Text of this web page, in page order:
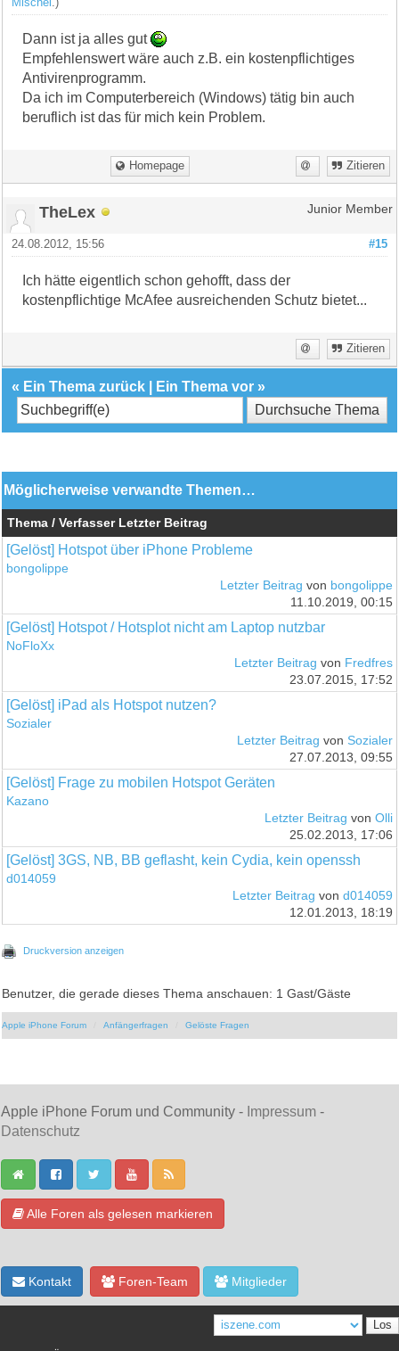
Dann ist ja alles gut
Empfehlenswert wäre auch z.B. ein kostenpflichtiges
Antivirenprogramm.
Da ich im Computerbereich (Windows) tätig bin auch
beruflich ist das für mich kein Problem.
Homepage Zitieren
TheLex Junior Member
#15
24.08.2012, 15:56
Ich hätte eigentlich schon gehofft, dass der
kostenpflichtige McAfee ausreichenden Schutz bietet...
Zitieren
« Ein Thema zurück Ein Thema vor »
Möglicherweise verwandte Themen…
Thema / Verfasser Letzter Beitrag
[Gelöst] Hotspot über iPhone Probleme
bongolippe
Letzter Beitrag von bongolippe
11.10.2019, 00:15
[Gelöst] Hotspot / Hotsplot nicht am Laptop nutzbar
NoFloXx
Letzter Beitrag von Fredfres
23.07.2015, 17:52
[Gelöst] iPad als Hotspot nutzen?
Sozialer
Letzter Beitrag von Sozialer
27.07.2013, 09:55
[Gelöst] Frage zu mobilen Hotspot Geräten
Kazano
Letzter Beitrag von Olli
25.02.2013, 17:06
[Gelöst] 3GS, NB, BB geflasht, kein Cydia, kein openssh
d014059
Letzter Beitrag von d014059
12.01.2013, 18:19
Druckversion anzeigen
Benutzer, die gerade dieses Thema anschauen: 1 Gast/Gäste
Apple iPhone Forum Anfängerfragen Gelöste Fragen
Apple iPhone Forum und Community - Impressum -
Datenschutz
Alle Foren als gelesen markieren
Kontakt Foren-Team Mitglieder